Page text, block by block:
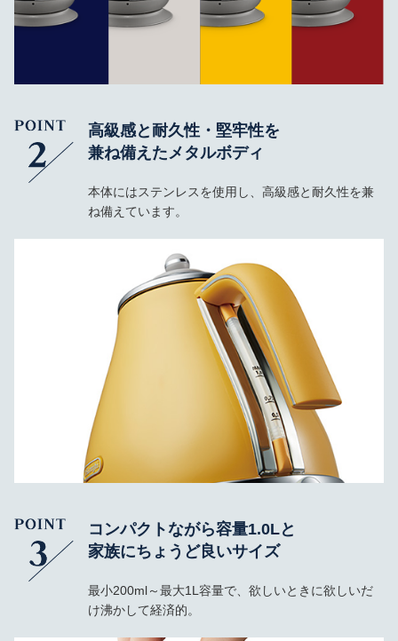
高級感と耐久性・堅牢性を
兼ね備えたメタルボディ
本体にはステンレスを使用し、高級感と耐久性を兼
ね備えています。
コンパクトながら容量1.0Lと
家族にちょうど良いサイズ
最小200ml～最大1L容量で、欲しいときに欲しいだ
け沸かして経済的。